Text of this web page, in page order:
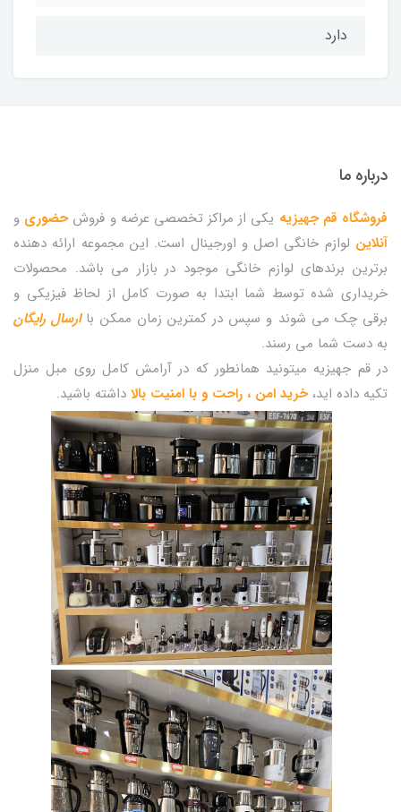
دارد
درباره ما
فروشگاه قم جهیزیه یکی از مراکز تخصصی عرضه و فروشحضوری و
آنلاین لوازم خانگی اصل و اورجینال است. این مجموعه ارائه دهنده
برترین برندهای لوازم خانگی موجود در بازار می باشد. محصولات
خریداری شده توسط شما ابتدا به صورت کامل از لحاظ فیزیکی و
برقی چک می شوند و سپس در کمترین زمان ممکن با ارسال رایگان
به دست شما می رسند.
در قم جهیزیه میتونید همانطور که در آرامش کامل روی مبل منزل
تکیه داده اید،خرید امن ، راحت و با امنیت بالا داشته باشید.